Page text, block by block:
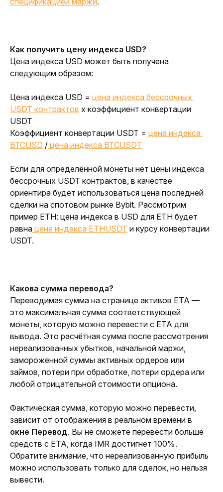
Как получить цену индекса USD?
Цена индекса USD может быть получена
следующим образом:
Цена индекса USD = цена индекса бессрочных
USDT контрактов x коэффициент конвертации
USDT
Коэффициент конвертации USDT = цена индекса
BTCUSD / цена индекса BTCUSDT
Если для определённой монеты нет цены индекса
бессрочных USDT контрактов, в качестве
ориентира будет использоваться цена последней
сделки на спотовом рынке Bybit. Рассмотрим
пример ETH: цена индекса в USD для ETH будет
равна цене индекса ETHUSDT и курсу конвертации
USDT.
Какова сумма перевода?
Переводимая сумма на странице активов ЕТА —
это максимальная сумма соответствующей
монеты, которую можно перевести с ЕТА для
вывода. Это расчётная сумма после рассмотрения
нереализованных убытков, начальной маржи,
замороженной суммы активных ордеров или
займов, потери при обработке, потери ордера или
любой отрицательной стоимости опциона.
Фактическая сумма, которую можно перевести,
зависит от отображения в реальном времени в
окне Перевод. Вы не сможете перевести больше
средств с ЕТА, когда IMR достигнет 100%.
Обратите внимание, что нереализованную прибыль
можно использовать только для сделок, но нельзя
вывести.